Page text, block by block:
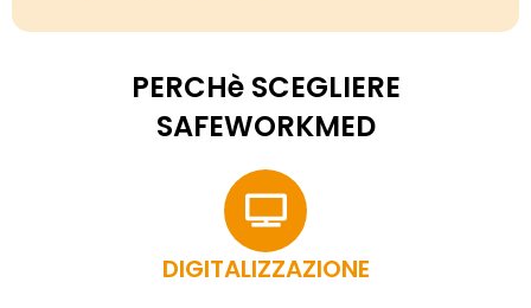
PERCHè SCEGLIERE
SAFEWORKMED
DIGITALIZZAZIONE